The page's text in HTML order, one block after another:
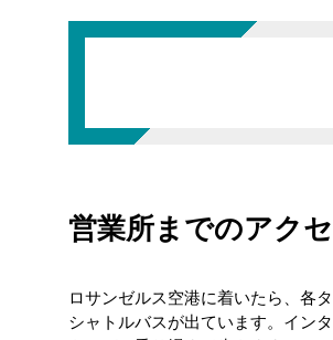
契約手続き
いざ出発！
営業所までのアク
ロサンゼルス空港に着いたら、各
シャトルバスが出ています。イン